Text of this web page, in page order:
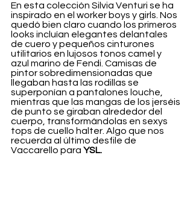
En esta colección Silvia Venturi se ha
inspirado en el worker boys y girls. Nos
quedó bien claro cuando los primeros
looks incluían elegantes delantales
de cuero y pequeños cinturones
utilitarios en lujosos tonos camel y
azul marino de Fendi. Camisas de
pintor sobredimensionadas que
llegaban hasta las rodillas se
superponían a pantalones louche,
mientras que las mangas de los jerséis
de punto se giraban alrededor del
cuerpo, transformándolas en sexys
tops de cuello halter. Algo que nos
recuerda al último desfile de
Vaccarello para YSL.